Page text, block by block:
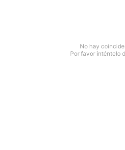
No hay
Por favor inténtelo